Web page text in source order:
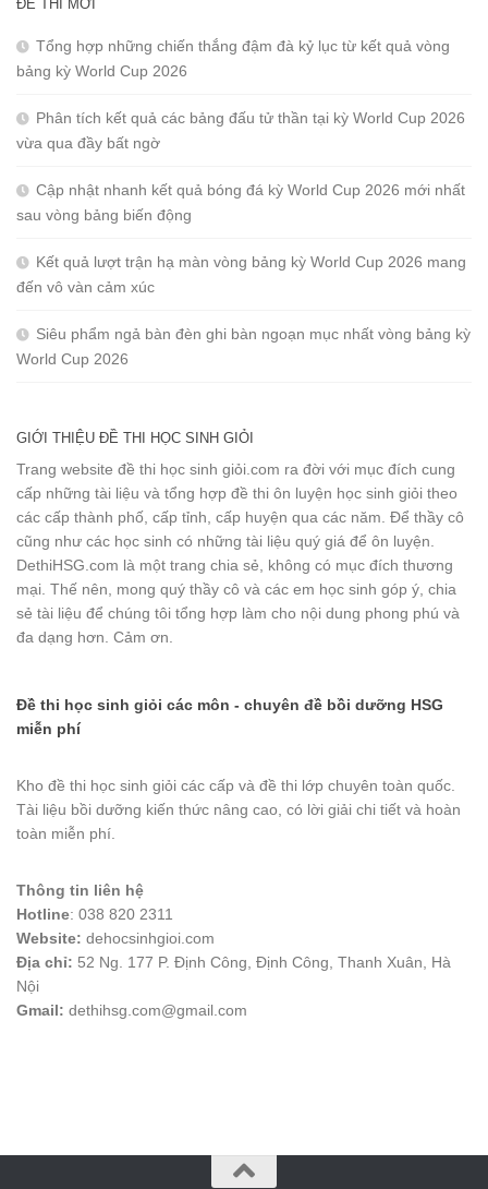
ĐỀ THI MỚI
Tổng hợp những chiến thắng đậm đà kỷ lục từ kết quả vòng
bảng kỳ World Cup 2026
Phân tích kết quả các bảng đấu tử thần tại kỳ World Cup 2026
vừa qua đầy bất ngờ
Cập nhật nhanh kết quả bóng đá kỳ World Cup 2026 mới nhất
sau vòng bảng biến động
Kết quả lượt trận hạ màn vòng bảng kỳ World Cup 2026 mang
đến vô vàn cảm xúc
Siêu phẩm ngả bàn đèn ghi bàn ngoạn mục nhất vòng bảng kỳ
World Cup 2026
GIỚI THIỆU ĐỀ THI HỌC SINH GIỎI
Trang website đề thi học sinh giỏi.com ra đời với mục đích cung
cấp những tài liệu và tổng hợp đề thi ôn luyện học sinh giỏi theo
các cấp thành phố, cấp tỉnh, cấp huyện qua các năm. Để thầy cô
cũng như các học sinh có những tài liệu quý giá để ôn luyện.
DethiHSG.com là một trang chia sẻ, không có mục đích thương
mại. Thế nên, mong quý thầy cô và các em học sinh góp ý, chia
sẻ tài liệu để chúng tôi tổng hợp làm cho nội dung phong phú và
đa dạng hơn. Cảm ơn.
Đề thi học sinh giỏi các môn - chuyên đề bồi dưỡng HSG
miễn phí
Kho đề thi học sinh giỏi các cấp và đề thi lớp chuyên toàn quốc.
Tài liệu bồi dưỡng kiến thức nâng cao, có lời giải chi tiết và hoàn
toàn miễn phí.
Thông tin liên hệ
Hotline: 038 820 2311
Website: dehocsinhgioi.com
Địa chỉ: 52 Ng. 177 P. Định Công, Định Công, Thanh Xuân, Hà
Nội
Gmail: dethihsg.com@gmail.com